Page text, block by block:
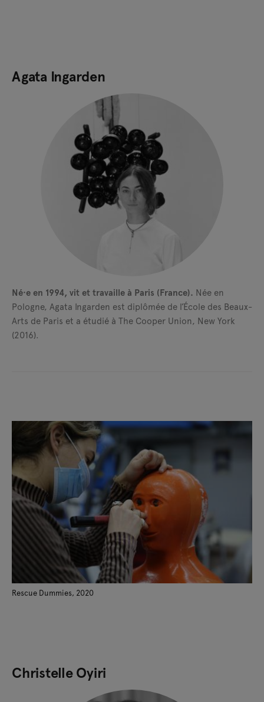
Agata Ingarden
Né·e en 1994, vit et travaille à Paris (France). Née en
Pologne, Agata Ingarden est diplômée de l’École des Beaux-
Arts de Paris et a étudié à The Cooper Union, New York
(2016).
Rescue Dummies, 2020
Christelle Oyiri